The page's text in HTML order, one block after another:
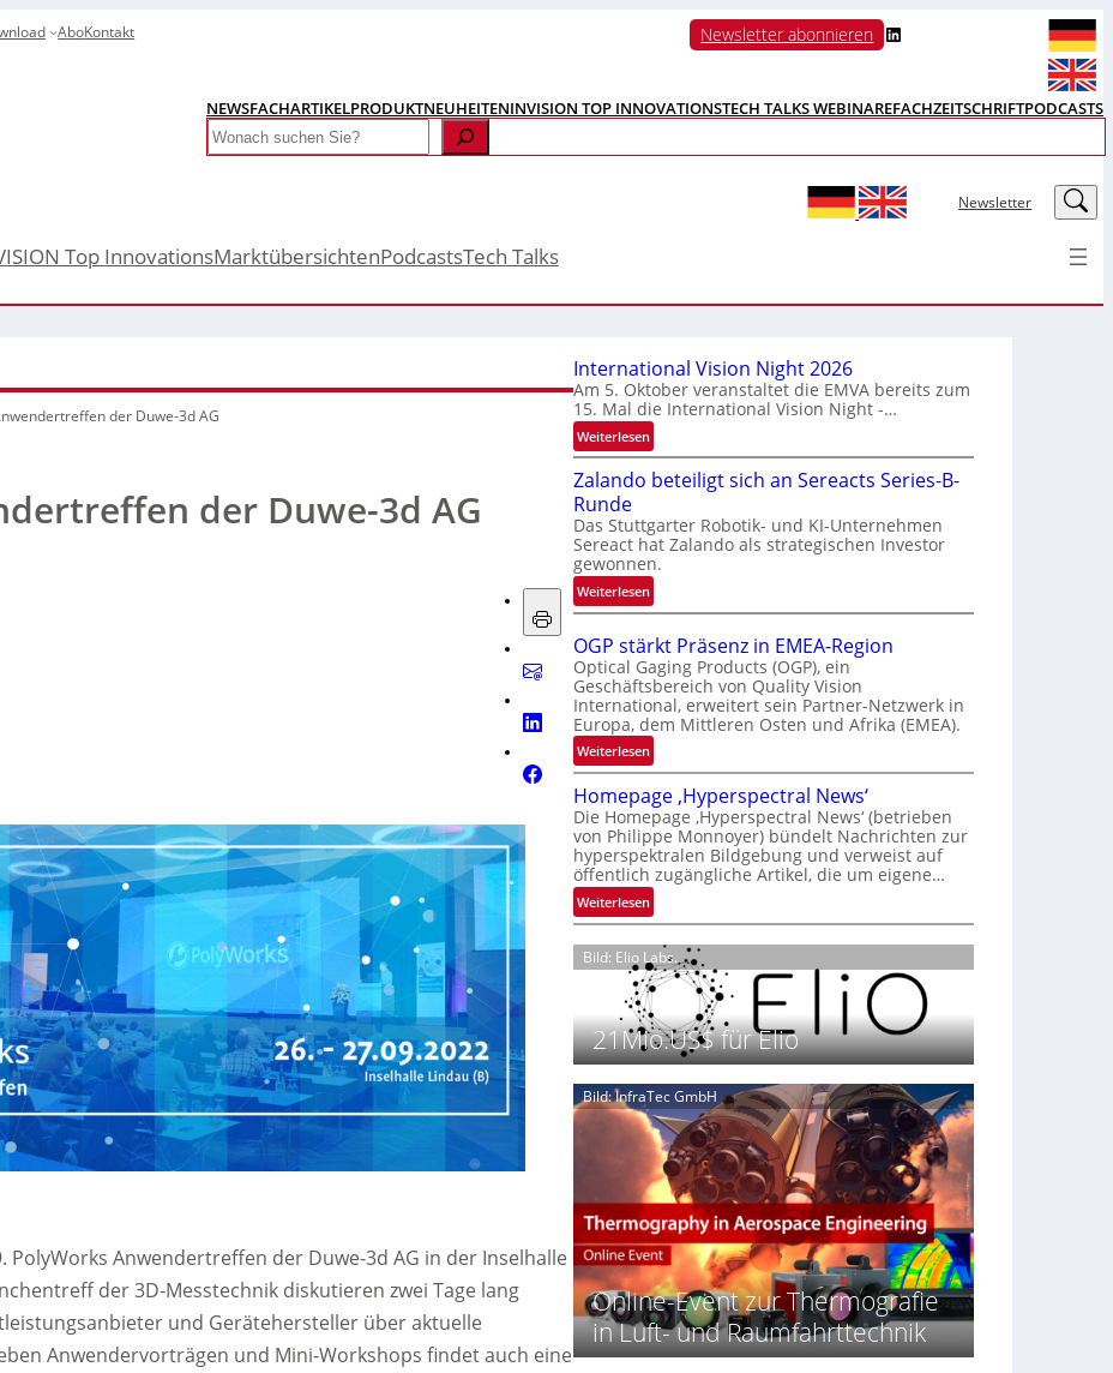
AboKontakt Newsletter abonnieren LinkedIn
NEWSFACHARTIKELPRODUKTNEUHEITENINVISION TOP INNOVATIONSTECH TALKS WEBINAREFACHZEITSCHRIFTPODCASTS
Search
Newsletter LinkedIn
Top InnovationsMarktübersichtenPodcastsTech Talks
der Duwe-3d AG
der Duwe-3d AG
PolyWorks Anwendertreffen der Duwe-3d AG in der Inselhalle
der 3D-Messtechnik diskutieren zwei Tage lang
und Gerätehersteller über aktuelle
Anwendervorträgen und Mini-Workshops findet auch eine
International Vision Night 2026
Am 5. Oktober veranstaltet die EMVA bereits zum
15. Mal die International Vision Night -…
Weiterlesen:
I
n
e
r
n
a
t
i
o
n
a
l
V
i
s
i
o
n
N
i
h
t
2
0
2
Zalando beteiligt sich an Sereacts Series-B-
Runde
Das Stuttgarter Robotik- und KI-Unternehmen
Sereact hat Zalando als strategischen Investor
gewonnen.
Weiterlesen:
Z
a
l
a
n
d
o
b
e
t
e
i
l
i
t
s
i
c
h
a
n
S
e
e
a
c
t
S
e
r
OGP stärkt Präsenz in EMEA-Region
Optical Gaging Products (OGP), ein
Geschäftsbereich von Quality Vision
International, erweitert sein Partner-Netzwerk in
Europa, dem Mittleren Osten und Afrika (EMEA).
Weiterlesen:
O
G
P
s
t
ä
r
t
P
r
ä
s
e
n
z
i
E
M
E
A
R
e
g
Homepage ‚Hyperspectral News‘
Die Homepage ‚Hyperspectral News‘ (betrieben
von Philippe Monnoyer) bündelt Nachrichten zur
hyperspektralen Bildgebung und verweist auf
öffentlich zugängliche Artikel, die um eigene…
Weiterlesen:
H
o
m
e
p
a
g
e
‚
H
y
p
e
r
s
p
e
c
t
r
Bild: Elio Labs.
21Mio.US$ für Elio
Bild: InfraTec GmbH
Online-Event zur Thermografie
in Luft- und Raumfahrttechnik